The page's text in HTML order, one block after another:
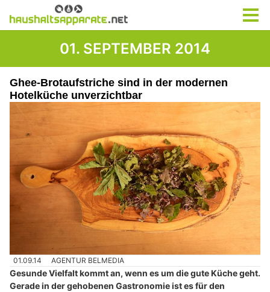
01. SEPTEMBER 2014
Ghee-Brotaufstriche sind in der modernen
Hotelküche unverzichtbar
01.09.14 AGENTUR BELMEDIA
Gesunde Vielfalt kommt an, wenn es um die gute Küche geht.
Gerade in der gehobenen Gastronomie ist es für den